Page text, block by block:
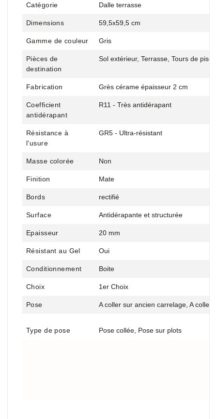
Catégorie Dalle terrasse
Dimensions 59,5x59,5 cm
Gamme de couleur Gris
Pièces de
destination
Sol extérieur, Terrasse, Tours de
Fabrication Grès cérame épaisseur 2 cm
Coefficient
antidérapant
R11 - Très antidérapant
Résistance à
l'usure
GR5 - Ultra-résistant
Masse colorée Non
Finition Mate
Bords rectifié
Surface Antidérapante et structurée
Epaisseur 20 mm
Résistant au Gel Oui
Conditionnement Boite
Choix 1er Choix
Pose A coller sur ancien carrelage, A coller
Type de pose Pose collée, Pose sur plots